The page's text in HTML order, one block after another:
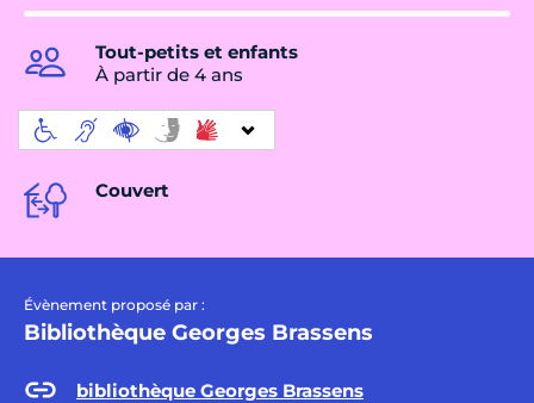
Tout-petits et enfants
À partir de 4 ans
Couvert
Évènement proposé par :
Bibliothèque Georges Brassens
bibliothèque Georges Brassens